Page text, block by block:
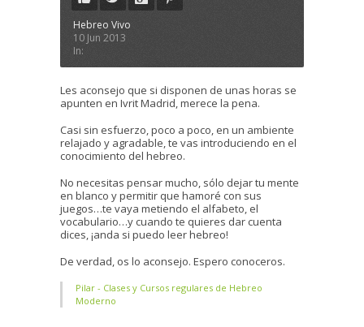
Hebreo Vivo
10 Jun 2013
In:
Les aconsejo que si disponen de unas horas se
apunten en Ivrit Madrid, merece la pena.
Casi sin esfuerzo, poco a poco, en un ambiente
relajado y agradable, te vas introduciendo en el
conocimiento del hebreo.
No necesitas pensar mucho, sólo dejar tu mente
en blanco y permitir que hamoré con sus
juegos…te vaya metiendo el alfabeto, el
vocabulario…y cuando te quieres dar cuenta
dices, ¡anda si puedo leer hebreo!
De verdad, os lo aconsejo. Espero conoceros.
Pilar - Clases y Cursos regulares de Hebreo
Moderno